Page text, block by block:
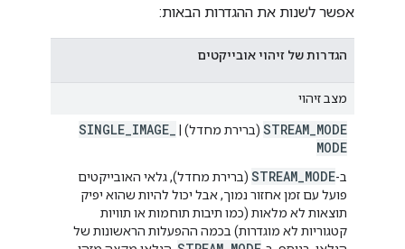
אפשר לשנות את ההגדרות הבאות:
הגדרות של זיהוי אובייקטים
מצב זיהוי
STREAM MODE (ברירת מחדל) | SINGLE IMAGE
MODE
ב-STREAM_MODE (ברירת מחדל), גלאי האובייקטים
פועל עם זמן אחזור נמוך, אבל יכול להיות שהוא יפיק
תוצאות לא מלאות (כמו תיבות תוחמות או תוויות
קטגוריות לא מוגדרות) בכמה ההפעלות הראשונות של